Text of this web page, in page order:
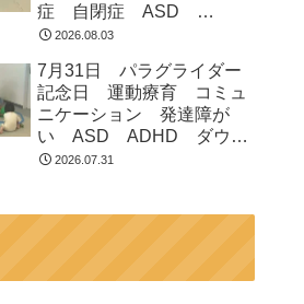
症 自閉症 ASD
ADHD 児童発達支援 放
市 つくばみらい市 坂東
市 守谷市
2026.08.03
7月31日 パラグライダー
記念日 運動療育 コミュ
ニケーション 発達障が
い ASD ADHD ダウン
症 児童発達支援 放課後
2026.07.31